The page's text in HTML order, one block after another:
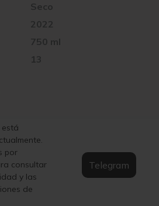
2022
750 ml
13
Seco
está
por
consultar
y las
de
Telegram